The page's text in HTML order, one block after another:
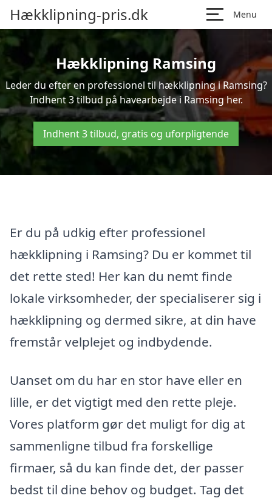
Hækklipning-pris.dk Menu
Hækklipning Ramsing
Leder du efter en professionel til hækklipning i Ramsing?
Indhent 3 tilbud på havearbejde i Ramsing her.
Indhent 3 tilbud, gratis og uforpligtende
Er du på udkig efter professionel
hækklipning i Ramsing? Du er kommet til
det rette sted! Her kan du nemt finde
lokale virksomheder, der specialiserer sig i
hækklipning og dermed sikre, at din have
fremstår velplejet og indbydende.
Uanset om du har en stor have eller en
lille, er det vigtigt med den rette pleje.
Vores platform gør det muligt for dig at
sammenligne tilbud fra forskellige
firmaer, så du kan finde det, der passer
bedst til dine behov og budget. Tag det